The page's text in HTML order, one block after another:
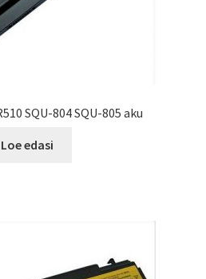
SQU-804 SQU-805 aku
Loe edasi